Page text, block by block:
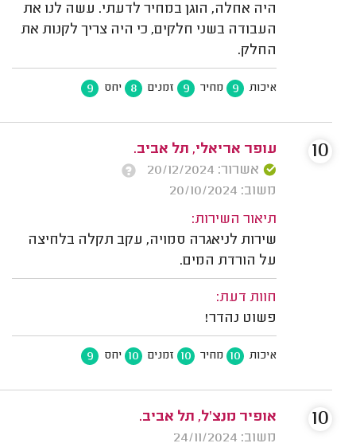
היה אחלה, הוגן במחיר לדעתי. עשה לנו את
העבודה בשני חלקים, כי היה צריך לקנות את
החלק.
איכות 9 מחיר 9 זמנים 8 יחס 9
עופר אריאלי, תל אביב.
אשרור: 20/12/2024
משוב: 20/10/2024
תיאור השירות:
שירות לניאגרה סמויה, עקב תקלה בלחיצה
על הורדת המים.
חוות דעת:
פשוט נהדר!
איכות 10 מחיר 10 זמנים 10 יחס 9
10
אופיר מנצ'ל, תל אביב.
משוב: 24/11/2024
10